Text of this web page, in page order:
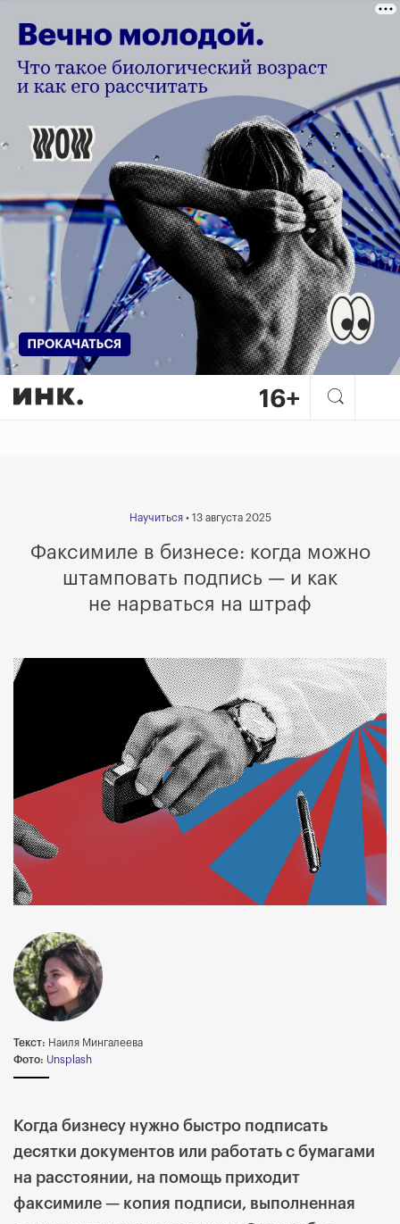
Факсимиле в бизнесе:
Научиться• 13 августа 2025
Факсимиле в бизнесе: когда можно
штамповать подпись — и как
не нарваться на штраф
Текст: Наиля Мингалеева
Фото: Unsplash
Когда бизнесу нужно быстро подписать
десятки документов или работать с бумагами
на расстоянии, на помощь приходит
факсимиле — копия подписи, выполненная